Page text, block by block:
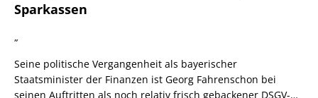
Sparkassen
„
Seine politische Vergangenheit als bayerischer
Staatsminister der Finanzen ist Georg Fahrenschon bei
seinen Auftritten als noch relativ frisch gebackener DSGV-